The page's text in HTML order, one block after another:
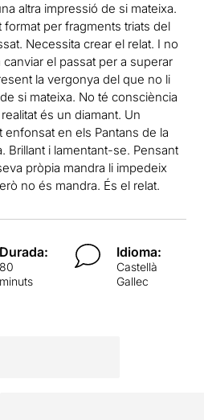
altra impressió de si mateixa.
format per fragments triats del
Necessita crear el relat. I no
canviar el passat per a superar
la vergonya del que no li
si mateixa. No té consciència
és un diamant. Un
enfonsat en els Pantans de la
Brillant i lamentant-se. Pensant
pròpia mandra li impedeix
no és mandra. És el relat.
Durada:
80
minuts
Idioma:
Castellà
Gallec